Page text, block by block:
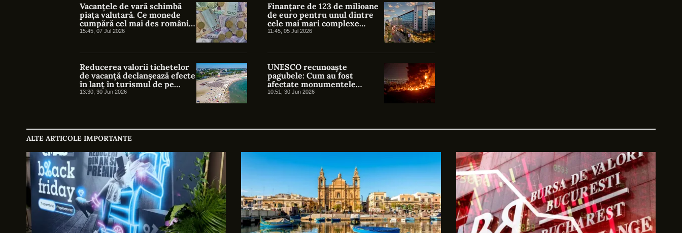
Vacanțele de vară schimbă
piața valutară. Ce monede
cumpără cel mai des românii
înainte de concediu și
15:45, 07 Jul 2026
Finanțare de 123 de milioane
de euro pentru unul dintre
cele mai mari complexe
hoteliere din București
11:45, 05 Jul 2026
Reducerea valorii tichetelor
de vacanță declanșează efecte
în lanț în turismul de pe
litoral
13:30, 30 Jun 2026
UNESCO recunoaște
pagubele: Cum au fost
afectate monumentele
istorice ale Iranului în timpul
10:51, 30 Jun 2026
ALTE ARTICOLE IMPORTANTE